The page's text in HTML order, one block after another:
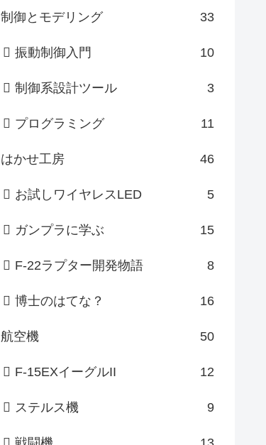
制御とモデリング 33
振動制御入門 10
制御系設計ツール 3
プログラミング 11
はかせ工房 46
お試しワイヤレスLED 5
ガンプラに学ぶ 15
F-22ラプター開発物語 8
博士のはてな？ 16
航空機 50
F-15EXイーグルII 12
ステルス機 9